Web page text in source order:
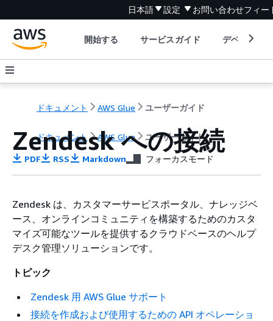
日本語 設定 お問い合わせフィー
開始する サービスガイド デベロッパ
ドキュメント AWS Glue ユーザーガイド
ドキュメント AWS Glue ユーザーガイド
Zendesk への接続
PDF RSS Markdown フォーカスモード
Zendesk は、カスタマーサービスポータル、ナレッジベ
ース、オンラインコミュニティを構築するためのカスタ
マイズ可能なツールを提供するクラウドベースのヘルプ
デスク管理ソリューションです。
トピック
Zendesk 用 AWS Glue サポート
接続を作成および使用するための API オペレーショ